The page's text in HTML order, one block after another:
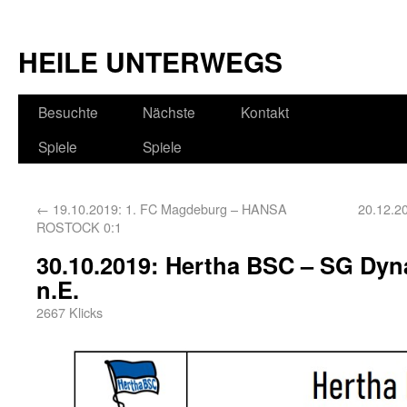
HEILE UNTERWEGS
Besuchte
Spiele
Nächste
Spiele
Kontakt
← 19.10.2019: 1. FC Magdeburg – HANSA
ROSTOCK 0:1
30.10.2019: Hertha BSC – SG
n.E.
2667 Klicks